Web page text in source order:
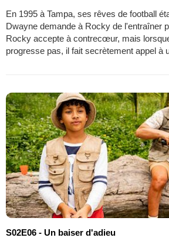
En 1995 à Tampa, ses rêves de football
Dwayne demande à Rocky de l'entraîner
Rocky accepte à contrecœur, mais
progresse pas, il fait secrètement appel à
S02E06 - Un baiser d'adieu